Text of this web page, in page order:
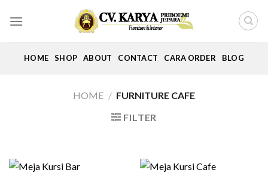
HOME SHOP ABOUT CONTACT CARA ORDER BLOG
HOME / FURNITURE CAFE
FILTER